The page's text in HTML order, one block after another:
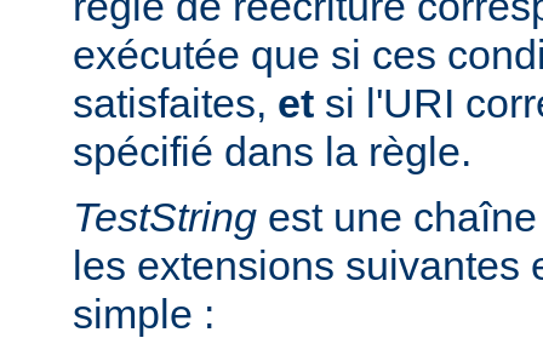
exécutée que si ces
satisfaites, et si l'URI
spécifié dans la règle.
TestString est une
les extensions suivantes
simple :